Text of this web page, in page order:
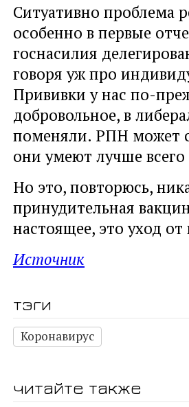
Ситуативно проблема
особенно в первые
госнасилия
говоря уж про
Прививки у нас по-
добровольное, в
поменяли. РПН может
они умеют лучше
Но это, повторюсь,
принудительная
настоящее, это уход от
Источник
тэги
Коронавирус
читайте также